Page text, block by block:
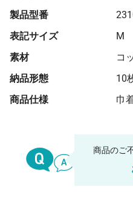
製品型番
表記サイズ
M
素材
コ
納品形態
10
商品仕様
巾
商品のご